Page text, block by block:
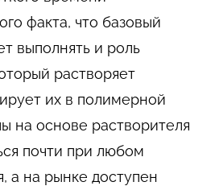
факта, что базовый
выполнять и роль
растворяет
их в полимерной
на основе растворителя
почти при любом
а на рынке доступен